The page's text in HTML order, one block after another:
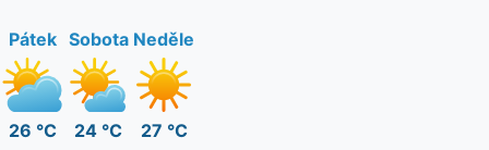
Pátek
26 °C
Sobota
24 °C
Neděle
27 °C